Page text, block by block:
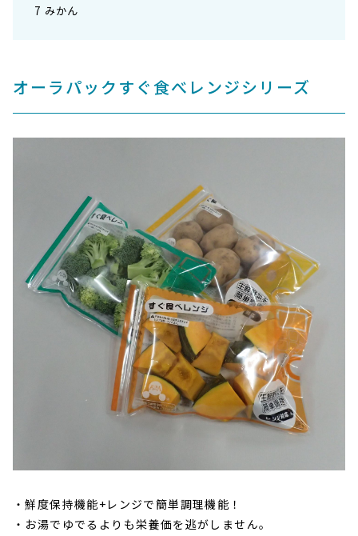
7 みかん
オーラパックすぐ食べレンジシリーズ
鮮度保持機能+レンジで簡単調理機能！
お湯でゆでるよりも栄養価を逃がしません。